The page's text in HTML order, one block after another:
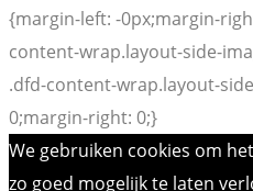
{margin-left: -0px;margin-
content-wrap.layout-side-
.dfd-content-wrap.layout-
0;margin-right: 0;}
We gebruiken cookies om
zo goed mogelijk te laten